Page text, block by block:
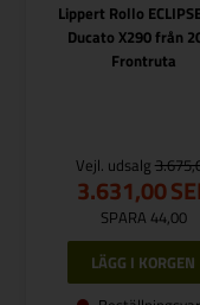
Lippert Rollo
Ducato X290 från
Frontruta
Vejl. udsalg
3.631,00
SPARA 44,00